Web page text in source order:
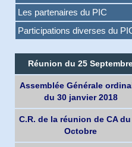
Les partenaires du PIC
Participations diverses du
Réunion du 25
Assemblée Générale
du 30 janvier 2018
C.R. de la réunion de CA du
Octobre